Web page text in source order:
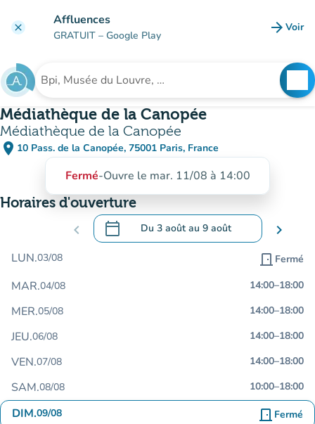
clear Affluences
GRATUIT – Google Play arrow_forward Voir
Rechercher un établissement
Médiathèque de la Canopée
Médiathèque de la Canopée
place 10 Pass. de la Canopée, 75001 Paris, France
(ouvrir dans Google Maps)
(nouvel onglet)
Fermé-Ouvre le mar. 11/08 à 14:00
Horaires d'ouverture
chevron_left calendar_today Du 3 aoûtau 9 août
.Ouvrir le calendrier pour changer de
chevron_right
LUN.03/08 door_front Fermé
MAR.04/08 14:00–18:00
MER.05/08 14:00–18:00
JEU.06/08 14:00–18:00
VEN.07/08 14:00–18:00
SAM.08/08 10:00–18:00
DIM.09/08 door_front Fermé